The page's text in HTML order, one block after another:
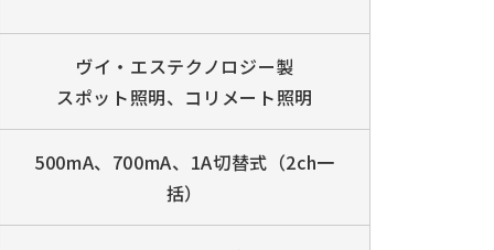
ヴイ・エステクノロジー製
スポット照明、コリメート照明
500mA、700mA、1A切替式（2ch一
括）